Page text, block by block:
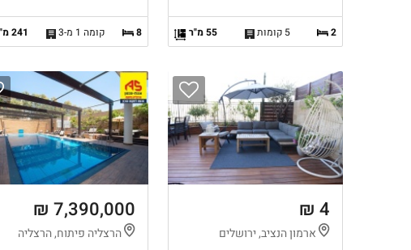
2 5 קומות 55 מ"ר 8 קומה 1 מ-3 241 מ"ר
4 ₪
ארמון הנציב, ירושלים
7,390,000 ₪
הרצליה פיתוח, הרצליה